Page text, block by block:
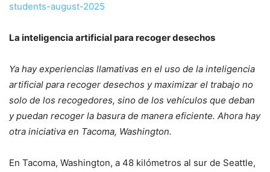
students-august-2025
La inteligencia artificial para recoger desechos
Ya hay experiencias llamativas en el uso de la inteligencia
artificial para recoger desechos y maximizar el trabajo no
solo de los recogedores, sino de los vehículos que deban
y puedan recoger la basura de manera eficiente. Ahora hay
otra iniciativa en Tacoma, Washington.
En Tacoma, Washington, a 48 kilómetros al sur de Seattle,